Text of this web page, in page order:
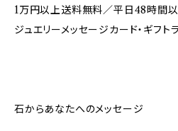
1万円以上送料無料／平日48時間
ジュエリーメッセージカード・ギフト
石からあなたへのメッセージ